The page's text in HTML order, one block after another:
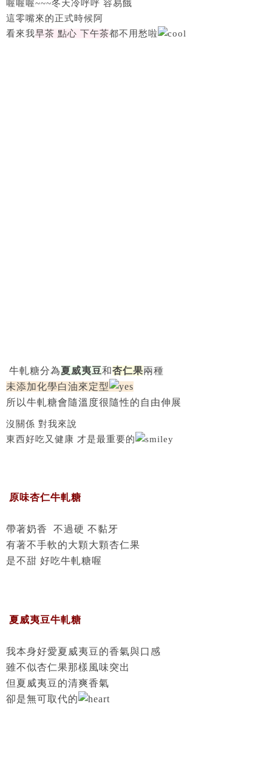
喔喔喔~~~冬天冷呼呼 容易餓
這零嘴來的正式時候阿
看來我早茶 點心 下午茶都不用愁啦
牛軋糖分為夏威夷豆和杏仁果兩種
未添加化學白油來定型
所以牛軋糖會隨溫度很隨性的自由伸展
沒關係 對我來說
東西好吃又健康 才是最重要的
原味杏仁牛軋糖
帶著奶香 不過硬 不黏牙
有著不手軟的大顆大顆杏仁果
是不甜 好吃牛軋糖喔
夏威夷豆牛軋糖
我本身好愛夏威夷豆的香氣與口感
雖不似杏仁果那樣風味突出
但夏威夷豆的清爽香氣
卻是無可取代的